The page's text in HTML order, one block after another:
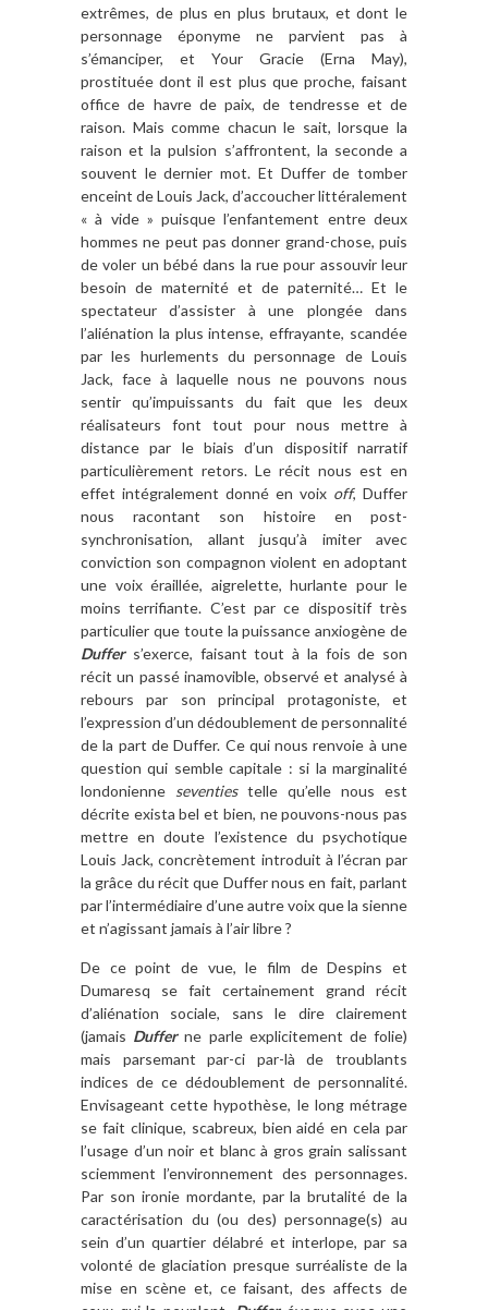
extrêmes, de plus en plus brutaux, et dont le
personnage éponyme ne parvient pas à
s’émanciper, et Your Gracie (Erna May),
prostituée dont il est plus que proche, faisant
office de havre de paix, de tendresse et de
raison. Mais comme chacun le sait, lorsque la
raison et la pulsion s’affrontent, la seconde a
souvent le dernier mot. Et Duffer de tomber
enceint de Louis Jack, d’accoucher littéralement
« à vide » puisque l’enfantement entre deux
hommes ne peut pas donner grand-chose, puis
de voler un bébé dans la rue pour assouvir leur
besoin de maternité et de paternité… Et le
spectateur d’assister à une plongée dans
l’aliénation la plus intense, effrayante, scandée
par les hurlements du personnage de Louis
Jack, face à laquelle nous ne pouvons nous
sentir qu’impuissants du fait que les deux
réalisateurs font tout pour nous mettre à
distance par le biais d’un dispositif narratif
particulièrement retors. Le récit nous est en
effet intégralement donné en voix off, Duffer
nous racontant son histoire en post-
synchronisation, allant jusqu’à imiter avec
conviction son compagnon violent en adoptant
une voix éraillée, aigrelette, hurlante pour le
moins terrifiante. C’est par ce dispositif très
particulier que toute la puissance anxiogène de
Duffer s’exerce, faisant tout à la fois de son
récit un passé inamovible, observé et analysé à
rebours par son principal protagoniste, et
l’expression d’un dédoublement de personnalité
de la part de Duffer. Ce qui nous renvoie à une
question qui semble capitale : si la marginalité
londonienne seventiestelle qu’elle nous est
décrite exista bel et bien, ne pouvons-nous pas
mettre en doute l’existence du psychotique
Louis Jack, concrètement introduit à l’écran par
la grâce du récit que Duffer nous en fait, parlant
par l’intermédiaire d’une autre voix que la sienne
et n’agissant jamais à l’air libre ?
De ce point de vue, le film de Despins et
Dumaresq se fait certainement grand récit
d’aliénation sociale, sans le dire clairement
(jamais Duffer ne parle explicitement de folie)
mais parsemant par-ci par-là de troublants
indices de ce dédoublement de personnalité.
Envisageant cette hypothèse, le long métrage
se fait clinique, scabreux, bien aidé en cela par
l’usage d’un noir et blanc à gros grain salissant
sciemment l’environnement des personnages.
Par son ironie mordante, par la brutalité de la
caractérisation du (ou des) personnage(s) au
sein d’un quartier délabré et interlope, par sa
volonté de glaciation presque surréaliste de la
mise en scène et, ce faisant, des affects de